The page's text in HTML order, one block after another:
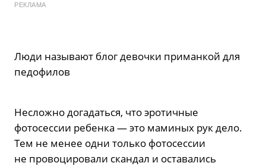
РЕКЛАМА
Люди называют блог девочки приманкой для
педофилов
Несложно догадаться, что эротичные
фотосессии ребенка — это маминых рук дело.
Тем не менее одни только фотосессии
не провоцировали скандал и оставались